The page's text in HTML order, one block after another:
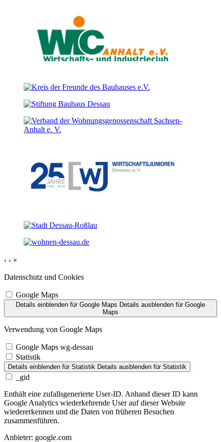
‹ › ×
Datenschutz und Cookies
Google Maps
Details einblenden für Google Maps Details ausblenden für Google
Maps
Verwendung von Google Maps
Google Maps wg-dessau
Statistik
Details einblenden für Statistik Details ausblenden für Statistik
_gid
Enthält eine zufallsgenerierte User-ID. Anhand dieser ID kann
Google Analytics wiederkehrende User auf dieser Website
wiedererkennen und die Daten von früheren Besuchen
zusammenführen.
Anbieter: google.com